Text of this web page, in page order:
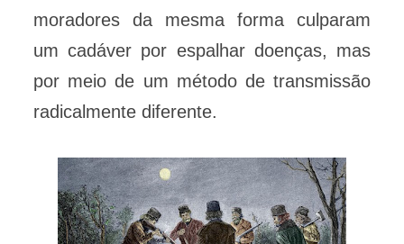
moradores da mesma forma culparam
um cadáver por espalhar doenças, mas
por meio de um método de transmissão
radicalmente diferente.